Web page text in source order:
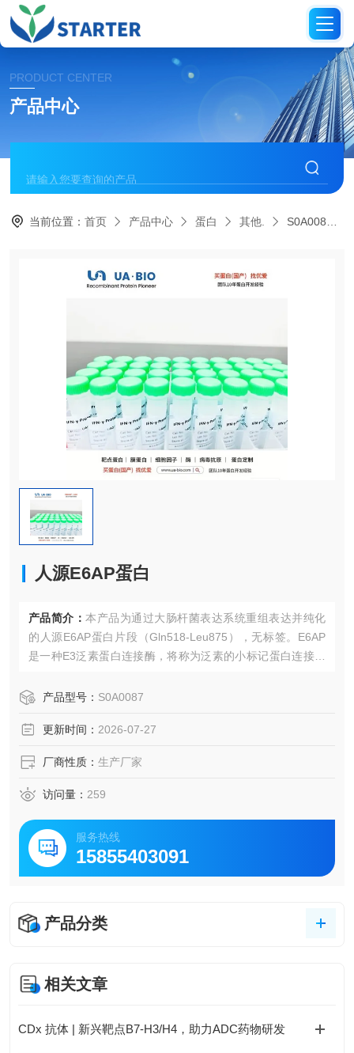
PRODUCT CENTER
产品中心
当前位置：首页 产品中心 蛋白 其他. S0A0087人源E6AP蛋白
人源E6AP蛋白
产品简介： 本产品为通过大肠杆菌表达系统重组表达并纯化
的人源E6AP蛋白片段（Gln518-Leu875），无标签。E6AP
是一种E3泛素蛋白连接酶，将称为泛素的小标记蛋白连接到
带有泛素标签的蛋白质。
产品型号： S0A0087
更新时间： 2026-07-27
厂商性质： 生产厂家
访问量： 259
服务热线
15855403091
产品分类
相关文章
CDx 抗体 | 新兴靶点B7-H3/H4，助力ADC药物研发